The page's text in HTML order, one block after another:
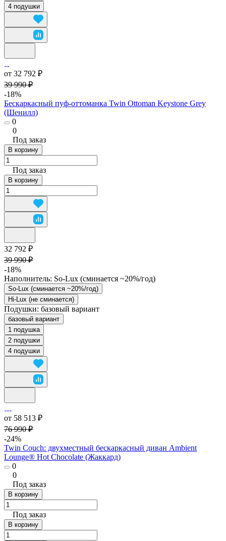
4 подушки
от 32 792 ₽
39 990 ₽
-18%
Бескаркасный пуф-оттоманка Twin Ottoman Keystone Grey
(Шенилл)
0
0
Под заказ
В корзину
Под заказ
В корзину
32 792 ₽
39 990 ₽
-18%
Наполнитель: So-Lux (cминается ~20%/год)
So-Lux (cминается ~20%/год)
Hi-Lux (не сминается)
Подушки: базовый вариант
базовый вариант
1 подушка
2 подушки
4 подушки
от 58 513 ₽
76 990 ₽
-24%
Twin Couch: двухместный бескаркасный диван Ambient
Lounge® Hot Chocolate (Жаккард)
0
0
Под заказ
В корзину
Под заказ
В корзину